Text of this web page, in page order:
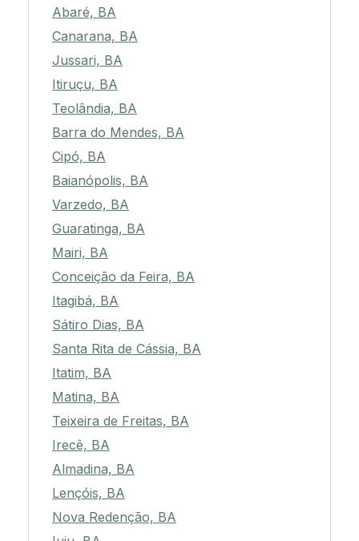
Abaré, BA
Canarana, BA
Jussari, BA
Itiruçu, BA
Teolândia, BA
Barra do Mendes, BA
Cipó, BA
Baianópolis, BA
Varzedo, BA
Guaratinga, BA
Mairi, BA
Conceição da Feira, BA
Itagibá, BA
Sátiro Dias, BA
Santa Rita de Cássia, BA
Itatim, BA
Matina, BA
Teixeira de Freitas, BA
Irecê, BA
Almadina, BA
Lençóis, BA
Nova Redenção, BA